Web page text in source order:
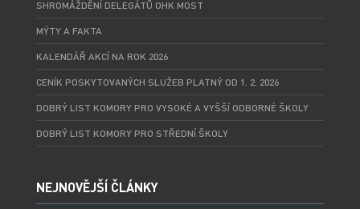
SHROMÁŽDĚNÍ DELEGÁTŮ OHK MOST
MÝTY A FAKTA
KALENDÁŘ AKCÍ NA ROK 2026
CENÍK POSKYTOVANÝCH SLUŽEB PLATNÝ OD 1. 2. 2026
DOBRÝ LIST KOMORY PRO VYSOKÉ A VYŠŠÍ ODBORNÉ ŠKOLY
DOBRÝ LIST KOMORY PRO STŘEDNÍ ŠKOLY
NEJNOVĚJŠÍ ČLÁNKY